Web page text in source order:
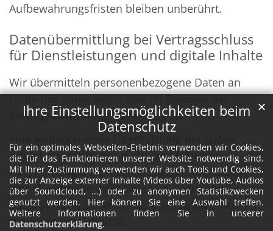
Ihre Einstellungsmöglichkeiten beim
Datenschutz
Für ein optimales Webseiten-Erlebnis verwenden wir Cookies,
die für das Funktionieren unserer Website notwendig sind.
Mit Ihrer Zustimmung verwenden wir auch Tools und Cookies,
die zur Anzeige externer Inhalte (Videos über Youtube, Audios
über Soundcloud, ...) oder zu anonymen Statistikzwecken
genutzt werden. Hier können Sie eine Auswahl treffen.
Weitere Informationen finden Sie in unserer
Datenschutzerklärung.
✕
Aufbewahrungsfristen bleiben unberührt.
Datenübermittlung bei Vertragsschluss
für Dienstleistungen und digitale Inhalte
Wir übermitteln personenbezogene Daten an
Dritte nur dann, wenn dies im Rahmen der
Vertragsabwicklung notwendig ist.
erfolgt nicht bzw. nur dann, wenn Sie der
Übermittlung ausdrücklich zugestimmt haben.
Eine Weitergabe Ihrer Daten an Dritte ohne
ausdrückliche Einwilligung, etwa zu Zwecken der
Werbung, erfolgt nicht.